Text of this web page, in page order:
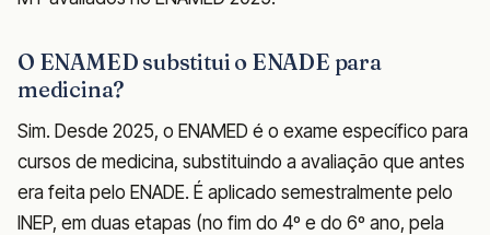
O ENAMED substitui o ENADE para
medicina?
Sim. Desde 2025, o ENAMED é o exame específico para
cursos de medicina, substituindo a avaliação que antes
era feita pelo ENADE. É aplicado semestralmente pelo
INEP, em duas etapas (no fim do 4º e do 6º ano, pela